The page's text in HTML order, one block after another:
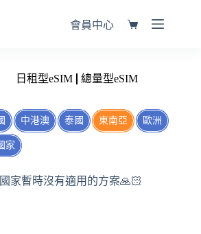
會員中心
日租型eSIM 總量型eSIM
中港澳 泰國 東南亞 歐洲
家
家暫時沒有適用的方案🙏🏻